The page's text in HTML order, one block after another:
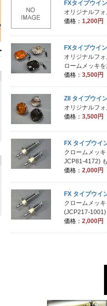
FXタイプウイ
オリジナルフ
価格： 1,200円
FXタイプウイ
オリジナルフ
ロームメッキ
価格： 3,500円
ZII タイプウイ
オリジナルフ
価格： 3,500円
FX タイプウイ
クロームメッ
JCP81-4172)
価格： 2,000円
FX タイプウイ
クロームメッ
(JCP217-1001)
価格： 2,000円